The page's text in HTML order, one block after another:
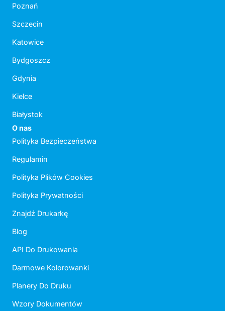
Poznań
Szczecin
Katowice
Bydgoszcz
Gdynia
Kielce
Białystok
O nas
Polityka Bezpieczeństwa
Regulamin
Polityka Plików Cookies
Polityka Prywatności
Znajdź Drukarkę
Blog
API Do Drukowania
Darmowe Kolorowanki
Planery Do Druku
Wzory Dokumentów